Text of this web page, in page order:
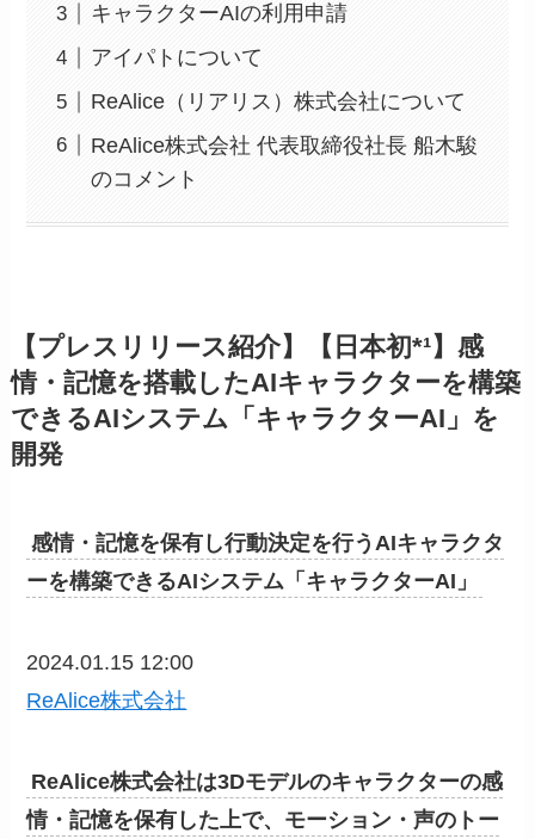
キャラクターAIの利用申請
アイパトについて
ReAlice（リアリス）株式会社について
ReAlice株式会社 代表取締役社長 船木駿
のコメント
【プレスリリース紹介】【日本初*¹】感
情・記憶を搭載したAIキャラクターを構築
できるAIシステム「キャラクターAI」を
開発
感情・記憶を保有し行動決定を行うAIキャラクタ
ーを構築できるAIシステム「キャラクターAI」
2024.01.15 12:00
ReAlice株式会社
ReAlice株式会社は3Dモデルのキャラクターの感
情・記憶を保有した上で、モーション・声のトー